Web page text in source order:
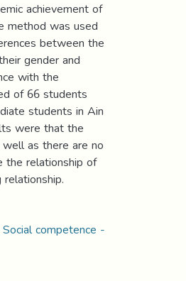
achievement of
method was used
between the
gender and
with the
of 66 students
students in Ain
were that the
as there are no
the relationship of